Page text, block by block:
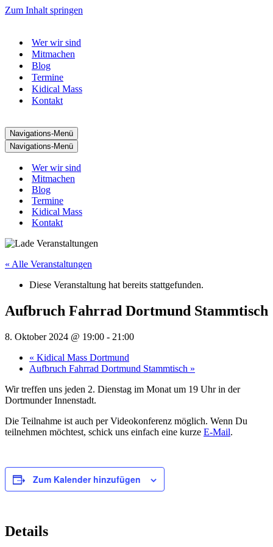
Zum Inhalt springen
Wer wir sind
Mitmachen
Blog
Termine
Kidical Mass
Kontakt
Navigations-Menü
Navigations-Menü
Wer wir sind
Mitmachen
Blog
Termine
Kidical Mass
Kontakt
« Alle Veranstaltungen
Diese Veranstaltung hat bereits stattgefunden.
Aufbruch Fahrrad Dortmund Stammtisch
8. Oktober 2024 @ 19:00 - 21:00
« Kidical Mass Dortmund
Aufbruch Fahrrad Dortmund Stammtisch »
Wir treffen uns jeden 2. Dienstag im Monat um 19 Uhr in der
Dortmunder Innenstadt.
Die Teilnahme ist auch per Videokonferenz möglich. Wenn Du
teilnehmen möchtest, schick uns einfach eine kurze E-Mail.
Zum Kalender hinzufügen
Details